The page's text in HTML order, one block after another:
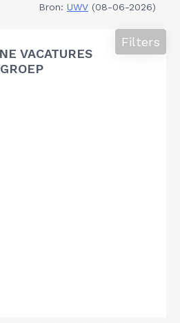
Bron: UWV (08-06-2026)
VACATURES
Filters